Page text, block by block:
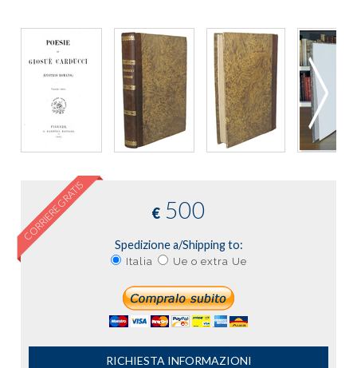
CORRIERE GRATIS €500
Spedizione a/Shipping to:
Italia Ue o extra Ue
RICHIESTA INFORMAZIONI